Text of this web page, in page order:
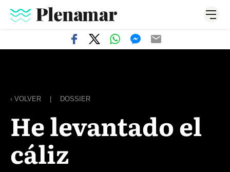
‹ VOLVER DOSSIER
He levantado el
cáliz